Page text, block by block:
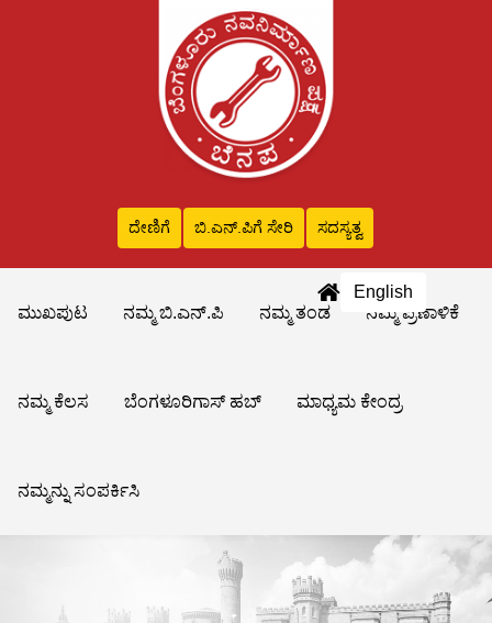
ದೇಣಿಗೆ ಬಿ.ಎನ್‌.ಪಿಗೆ ಸೇರಿ ಸದಸ್ಯತ್ವ
English
ಮುಖಪುಟ
ನಮ್ಮ ಬಿ.ಎನ್.ಪಿ ನಮ್ಮ ತಂಡ ನಮ್ಮ ಪ್ರಣಾಳಿಕೆ
ನಮ್ಮ ಕೆಲಸ ಬೆಂಗಳೂರಿಗಾಸ್ ಹಬ್ ಮಾಧ್ಯಮ ಕೇಂದ್ರ
ನಮ್ಮನ್ನು ಸಂಪರ್ಕಿಸಿ